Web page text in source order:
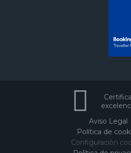
Aviso Legal
Política de
Configuración